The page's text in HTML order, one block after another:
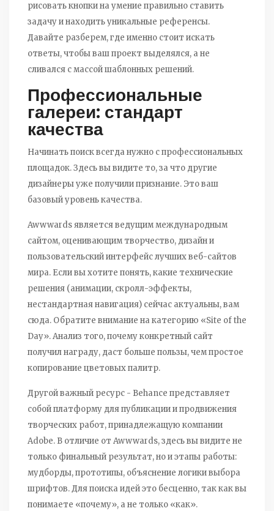
рисовать кнопки на умение правильно ставить
задачу и находить уникальные референсы.
Давайте разберем, где именно стоит искать
ответы, чтобы ваш проект выделялся, а не
сливался с массой шаблонных решений.
Профессиональные
галереи: стандарт
качества
Начинать поиск всегда нужно с профессиональных
площадок. Здесь вы видите то, за что другие
дизайнеры уже получили признание. Это ваш
базовый уровень качества.
Awwwardsявляетсяведущим международным
сайтом, оценивающим творчество, дизайн и
пользовательский интерфейс лучших веб-сайтов
мира. Если вы хотите понять, какие технические
решения (анимации, скролл-эффекты,
нестандартная навигация) сейчас актуальны, вам
сюда. Обратите внимание на категорию «Site of the
Day». Анализ того, почему конкретный сайт
получил награду, даст больше пользы, чем простое
копирование цветовых палитр.
Другой важный ресурс - Behance представляет
собойплатформу для публикации и продвижения
творческих работ, принадлежащую компании
Adobe. В отличие от Awwwards, здесь вы видите не
только финальный результат, но и этапы работы:
мудборды, прототипы, объяснение логики выбора
шрифтов. Для поиска идей это бесценно, так как вы
понимаете «почему», а не только «как».